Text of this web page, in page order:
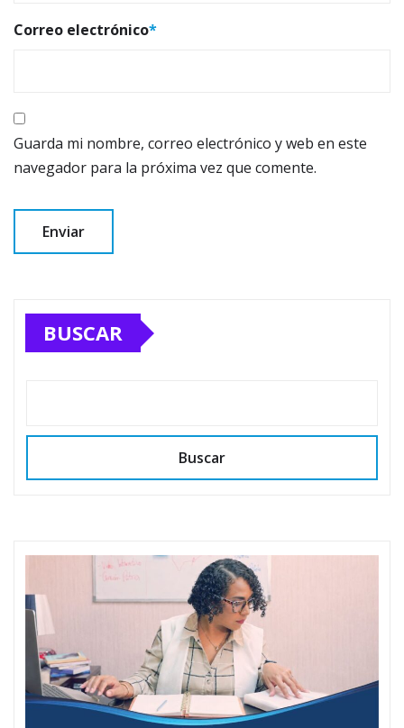
Correo electrónico*
Guarda mi nombre, correo electrónico y web en este
navegador para la próxima vez que comente.
BUSCAR
Buscar